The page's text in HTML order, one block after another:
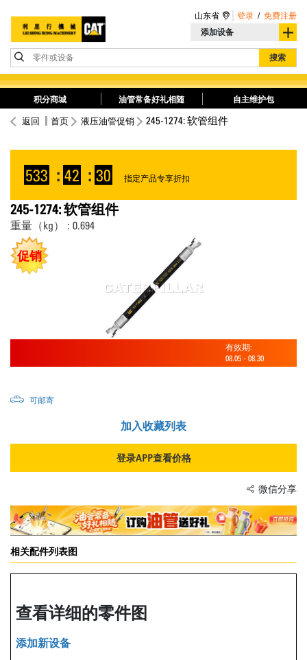
添加设备
零件或设备 搜索
山东省 登录 / 免费注册
积分商城 油管常备好礼相随 自主维护包
返回 首页 液压油管促销 245-1274: 软管组件
533 : 42 : 30 指定产品专享折扣
245-1274: 软管组件
重量（kg） : 0.694
促销
有效期:
08.05 - 08.30
可邮寄
加入收藏列表
登录APP查看价格
微信分享
相关配件列表图
查看详细的零件图
添加新设备